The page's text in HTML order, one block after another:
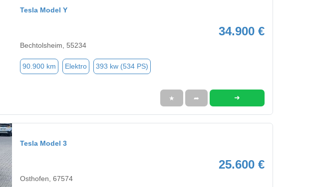
Tesla Model Y
34.900 €
Bechtolsheim, 55234
90.900 km Elektro 393 kw (534 PS)
★ ➦ ➜
Tesla Model 3
25.600 €
Osthofen, 67574